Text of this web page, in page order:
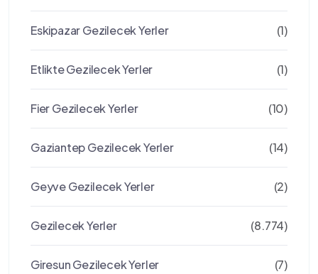
Eskipazar Gezilecek Yerler (1)
Etlikte Gezilecek Yerler (1)
Fier Gezilecek Yerler (10)
Gaziantep Gezilecek Yerler (14)
Geyve Gezilecek Yerler (2)
Gezilecek Yerler (8.774)
Giresun Gezilecek Yerler (7)